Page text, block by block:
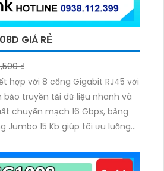
GIÁ RẺ
₫
hợp với 8 cổng Gigabit RJ45 với
bảo truyền tải dữ liệu nhanh và
chuyển mạch 16 Gbps, bảng
Jumbo 15 Kb giúp tôi ưu luồng